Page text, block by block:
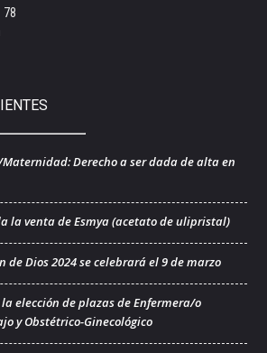
78
Derecho a ser dada de alta en
la venta de Esmya (acetato de ulipristal)
de Dios 2024 se celebrará el 9 de marzo
la elección de plazas de Enfermera/o
y Obstétrico-Ginecológico